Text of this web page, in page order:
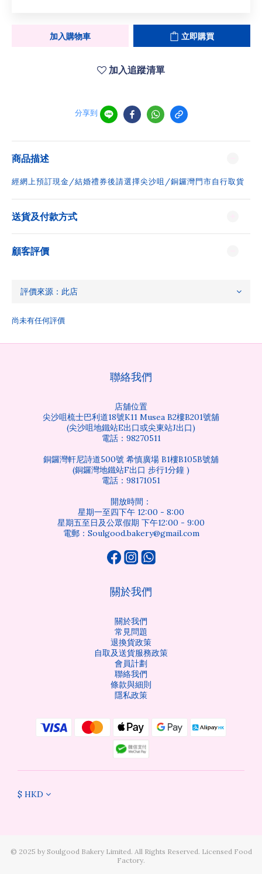
加入購物車 立即購買
加入追蹤清單
分享到
商品描述
經網上預訂現金/結婚禮券後請選擇尖沙咀/銅鑼灣門市自行取貨
送貨及付款方式
顧客評價
尚未有任何評價
聯絡我們
店舖位置
尖沙咀梳士巴利道18號K11 Musea B2樓B201號舖
(尖沙咀地鐵站E出口或尖東站J出口)
電話：98270511
銅鑼灣軒尼詩道500號 希慎廣場 B1樓B105B號舖
(銅鑼灣地鐵站F出口 步行1分鐘 )
電話：98171051
開放時間：
星期一至四下午 12:00 - 8:00
星期五至日及公眾假期 下午12:00 - 9:00
電郵：Soulgood.bakery@gmail.com
關於我們
關於我們
常見問題
退換貨政策
自取及送貨服務政策
會員計劃
聯絡我們
條款與細則
隱私政策
$ HKD
©️ 2025 by Soulgood Bakery Limited. All Rights Reserved. Licensed Food
Factory.